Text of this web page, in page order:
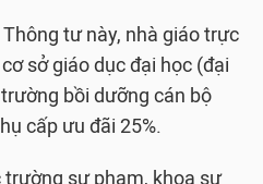
tư này, nhà giáo trực
sở giáo dục đại học (đại
bồi dưỡng cán bộ
cấp ưu đãi 25%.
sư phạm, khoa sư